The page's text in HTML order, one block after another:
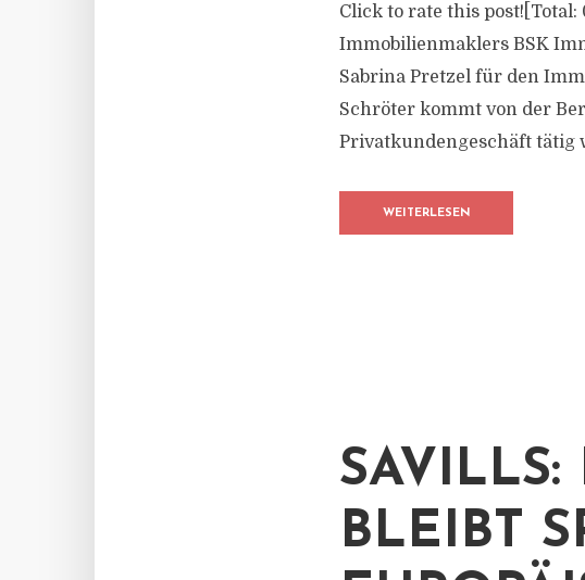
Click to rate this
Immobilienmaklers BSK
Sabrina Pretzel für den
Schröter kommt von der
Privatkundengeschäft tätig
WEITERLESEN
BLEIBT